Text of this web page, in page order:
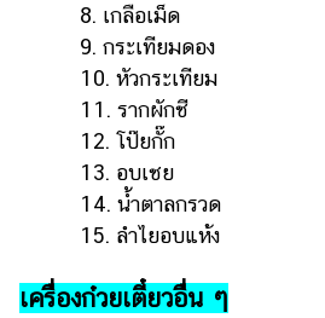
แอปฯ
กระปุก
คอร์ส
ออนไลน์
ออนไลน์
ติดต่อ
โฆษณา
8. เกลือเม็ด
9. กระเทียมดอง
10. หัวกระเทียม
11. รากผักชี
12. โป๊ยกั๊ก
13. อบเชย
14. น้ำตาลกรวด
15. ลำไยอบแห้ง
เครื่องก๋วยเตี๋ยวอื่น ๆ